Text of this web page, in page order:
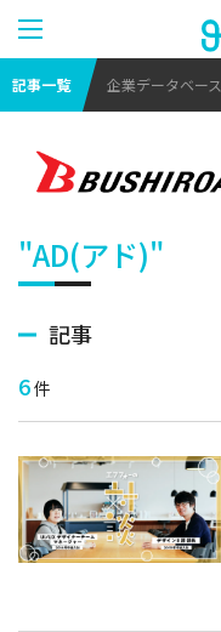
記事一覧 企業データベース
"AD(アド)"
記事
6件